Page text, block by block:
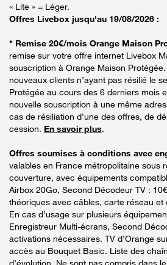
« Lite » = Léger.
Offres Livebox jusqu'au 19/08/2026 :
* Remise 20€/mois Orange Maison
remise sur votre offre internet Livebox
souscription à Orange Maison
nouveaux clients n’ayant pas résilié le
Protégée au cours des 6 derniers mois
nouvelle souscription à une même
cas de résiliation d’une des offres, de
cession. En savoir plus.
Offres soumises à conditions avec
valables en France métropolitaine sous
couverture, avec équipements
Airbox 20Go, Second Décodeur TV :
théoriques avec câbles, carte réseau et
En cas d’usage sur plusieurs
Enregistreur Multi-écrans, Second
activations nécessaires. TV d’Orange
accès au Bouquet Basic. Liste des
d’évolution. Ne sont pas compris dans